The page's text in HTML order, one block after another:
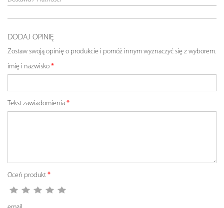
DODAJ OPINIĘ
Zostaw swoją opinię o produkcie i pomóż innym wyznaczyć się z wyborem.
imię i nazwisko
Tekst zawiadomienia
Oceń produkt